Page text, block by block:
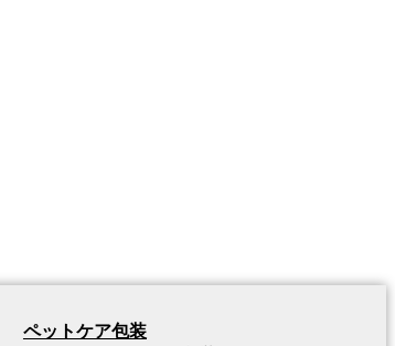
ペットケア包装